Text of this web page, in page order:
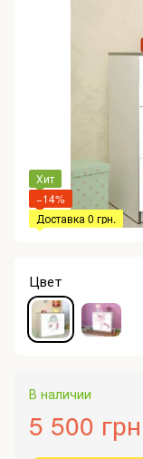
Хит
−14%
Доставка 0 грн.
Цвет
В наличии
5 500 грн